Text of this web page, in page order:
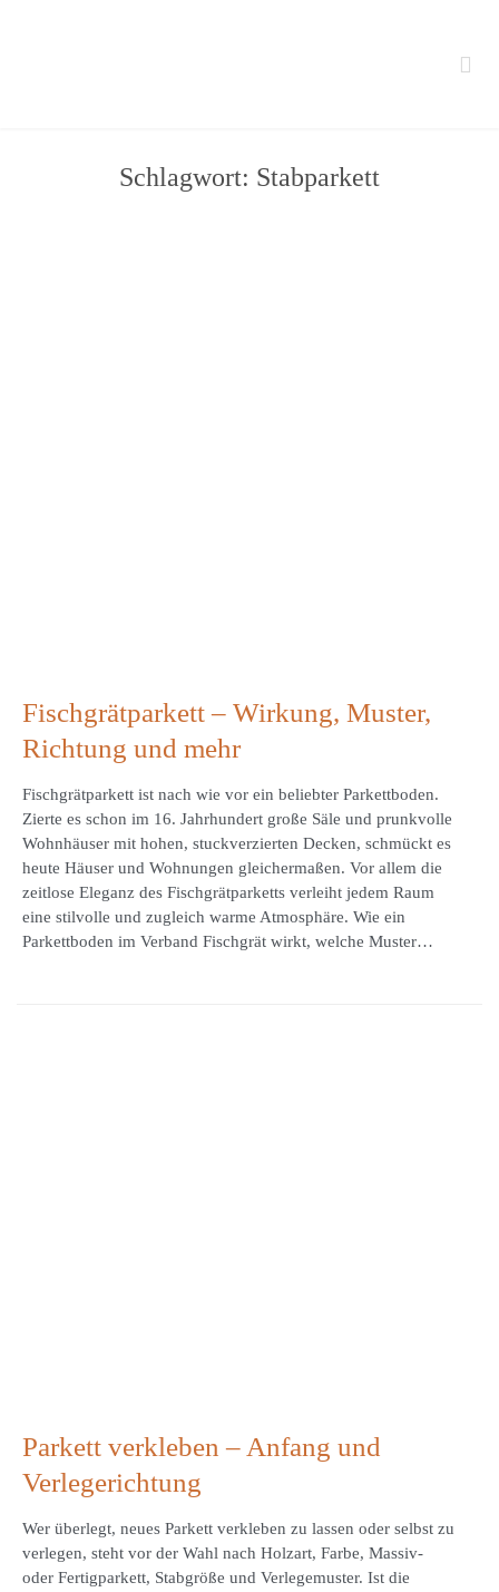

Schlagwort: Stabparkett
Fischgrätparkett – Wirkung, Muster,
Richtung und mehr
Fischgrätparkett ist nach wie vor ein beliebter Parkettboden.
Zierte es schon im 16. Jahrhundert große Säle und prunkvolle
Wohnhäuser mit hohen, stuckverzierten Decken, schmückt es
heute Häuser und Wohnungen gleichermaßen. Vor allem die
zeitlose Eleganz des Fischgrätparketts verleiht jedem Raum
eine stilvolle und zugleich warme Atmosphäre. Wie ein
Parkettboden im Verband Fischgrät wirkt, welche Muster…
Parkett verkleben – Anfang und
Verlegerichtung
Wer überlegt, neues Parkett verkleben zu lassen oder selbst zu
verlegen, steht vor der Wahl nach Holzart, Farbe, Massiv-
oder Fertigparkett, Stabgröße und Verlegemuster. Ist die